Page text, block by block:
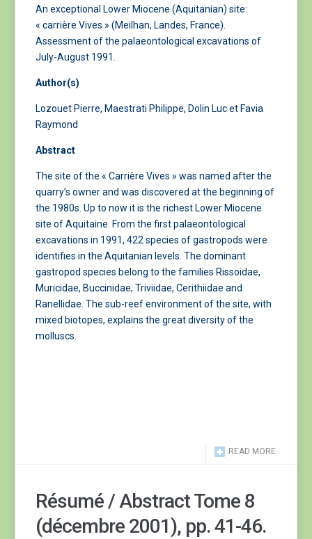
An exceptional Lower Miocene (Aquitanian) site:
« carrière Vives » (Meilhan, Landes, France).
Assessment of the palaeontological excavations of
July-August 1991.
Author(s)
Lozouet Pierre, Maestrati Philippe, Dolin Luc et Favia
Raymond
Abstract
The site of the « Carrière Vives » was named after the
quarry’s owner and was discovered at the beginning of
the 1980s. Up to now it is the richest Lower Miocene
site of Aquitaine. From the first palaeontological
excavations in 1991, 422 species of gastropods were
identifies in the Aquitanian levels. The dominant
gastropod species belong to the families Rissoidae,
Muricidae, Buccinidae, Triviidae, Cerithiidae and
Ranellidae. The sub-reef environment of the site, with
mixed biotopes, explains the great diversity of the
molluscs.
READ MORE
Résumé / Abstract Tome 8
(décembre 2001), pp. 41-46.